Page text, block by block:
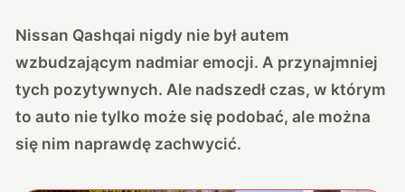
Nissan Qashqai nigdy nie był autem
wzbudzającym nadmiar emocji. A przynajmniej
tych pozytywnych. Ale nadszedł czas, w którym
to auto nie tylko może się podobać, ale można
się nim naprawdę zachwycić.